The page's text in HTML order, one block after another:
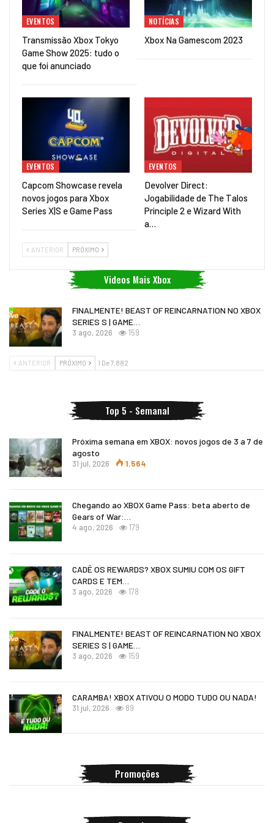
EVENTOS
Transmissão Xbox Tokyo
Game Show 2025: tudo o
que foi anunciado
NOTÍCIAS
Xbox Na Gamescom 2023
EVENTOS
Capcom Showcase revela
novos jogos para Xbox
Series X|S e Game Pass
EVENTOS
Devolver Direct:
Jogabilidade de The Talos
Principle 2 e Wizard With
a…
ANTERIOR PRÓXIMO
Videos Mais Xbox
FINALMENTE! BEAST OF REINCARNATION NO XBOX
SERIES S | GAME…
3 ago, 2026 159
ANTERIOR PRÓXIMO 1 De 7.882
Top 5 - Semanal
Próxima semana em XBOX: novos jogos de 3 a 7 de
agosto
31 jul, 2026 1.564
Chegando ao XBOX Game Pass: beta aberto de
Gears of War:…
4 ago, 2026 179
CADÊ OS REWARDS? XBOX SUMIU COM OS GIFT
CARDS E TEM…
3 ago, 2026 178
FINALMENTE! BEAST OF REINCARNATION NO XBOX
SERIES S | GAME…
3 ago, 2026 159
CARAMBA! XBOX ATIVOU O MODO TUDO OU NADA!
31 jul, 2026 89
Promoções